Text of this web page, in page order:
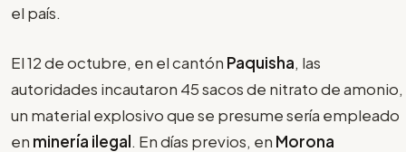
el país.
El 12 de octubre, en el cantón Paquisha, las
autoridades incautaron 45 sacos de nitrato de amonio,
un material explosivo que se presume sería empleado
en minería ilegal. En días previos, en Morona